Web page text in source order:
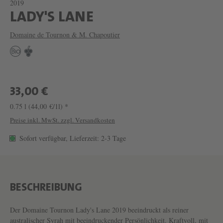
2019
LADY'S LANE
E
Y
'
E
Domaine de Tournon & M. Chapoutier
33,00 €
0.75 l (44,00 €/1l) *
Preise inkl. MwSt. zzgl. Versandkosten
Sofort verfügbar, Lieferzeit: 2-3 Tage
BESCHREIBUNG
Der Domaine Tournon Lady's Lane 2019 beeindruckt als reiner
australischer Syrah mit beeindruckender Persönlichkeit. Kraftvoll, mit